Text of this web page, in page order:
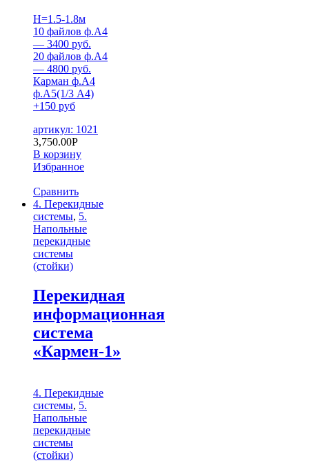
H=1.5-1.8м
10 файлов ф.А4
— 3400 руб.
20 файлов ф.А4
— 4800 руб.
Карман ф.А4
ф.А5(1/3 А4)
+150 руб
артикул: 1021
3,750.00Р
В корзину
Избранное
Сравнить
4. Перекидные
системы, 5.
Напольные
перекидные
системы
(стойки)
Перекидная
информационная
система
«Кармен-1»
4. Перекидные
системы, 5.
Напольные
перекидные
системы
(стойки)